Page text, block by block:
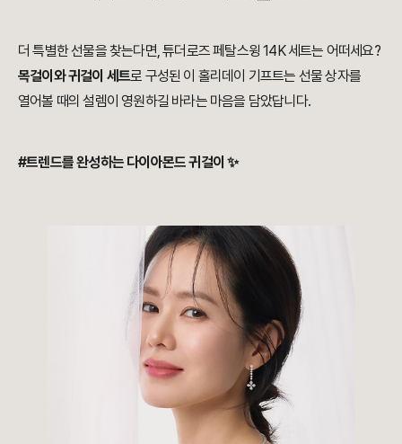
더 특별한 선물을 찾는다면, 튜더로즈 페탈스윙 14K 세트는 어떠세요?
목걸이와 귀걸이 세트로 구성된 이 홀리데이 기프트는 선물 상자를
열어볼 때의 설렘이 영원하길 바라는 마음을 담았답니다.
#트렌드를 완성하는 다이아몬드 귀걸이 ✨